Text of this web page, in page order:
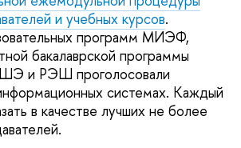
и учебных курсов.
программ МИЭФ,
бакалаврской программы
и РЭШ проголосовали
системах. Каждый
в качестве лучших не более